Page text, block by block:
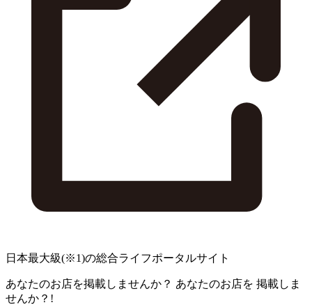
日本最大級(※1)の総合ライフポータルサイト
あなたのお店を掲載しませんか？ あなたのお店を 掲載しま
せんか？!